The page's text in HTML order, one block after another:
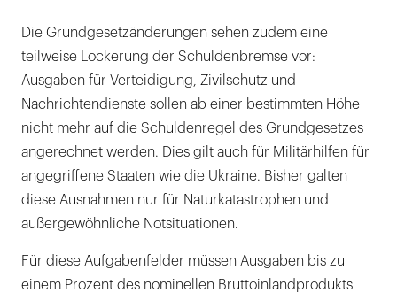
Die Grundgesetzänderungen sehen zudem eine
teilweise Lockerung der Schuldenbremse vor:
Ausgaben für Verteidigung, Zivilschutz und
Nachrichtendienste sollen ab einer bestimmten Höhe
nicht mehr auf die Schuldenregel des Grundgesetzes
angerechnet werden. Dies gilt auch für Militärhilfen für
angegriffene Staaten wie die Ukraine. Bisher galten
diese Ausnahmen nur für Naturkatastrophen und
außergewöhnliche Notsituationen.
Für diese Aufgabenfelder müssen Ausgaben bis zu
einem Prozent des nominellen Bruttoinlandprodukts